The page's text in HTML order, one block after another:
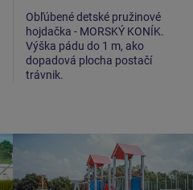
Obľúbené detské pružinové
hojdačka - MORSKÝ KONÍK.
Výška pádu do 1 m, ako
dopadová plocha postačí
trávnik.